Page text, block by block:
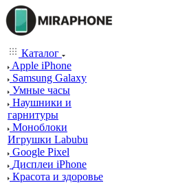
Каталог
Apple iPhone
Samsung Galaxy
Умные часы
Наушники и
гарнитуры
Моноблоки
Игрушки Labubu
Google Pixel
Дисплеи iPhone
Красота и здоровье